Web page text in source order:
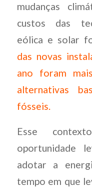
mudanças
custos das
eólica e solar
das novas
ano foram
alternativas
fósseis.
Esse
oportunidade
adotar a
tempo em que